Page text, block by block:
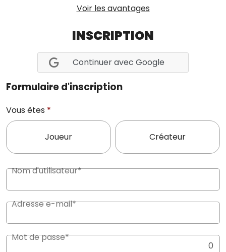
Voir les avantages
INSCRIPTION
Continuer avec Google
Formulaire d'inscription
Vous êtes *
Joueur Créateur
Nom d'utilisateur*
Adresse e-mail*
Mot de passe*
0